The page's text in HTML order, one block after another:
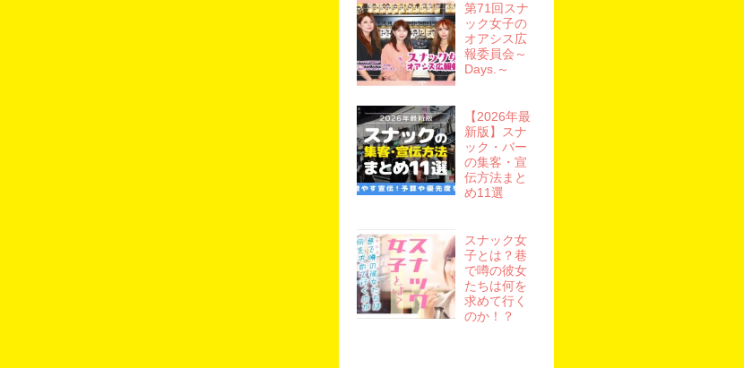
第71回スナ
ック女子の
オアシス広
報委員会～
Days.～
【2026年最
新版】スナ
ック・バー
の集客・宣
伝方法まと
め11選
スナック女
子とは？巷
で噂の彼女
たちは何を
求めて行く
のか！？